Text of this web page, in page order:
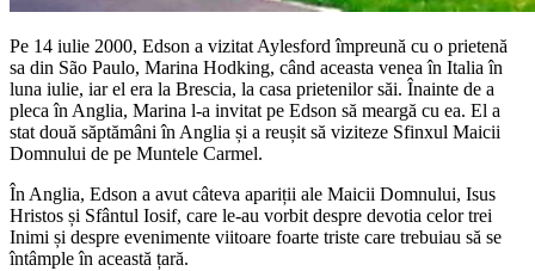
Pe 14 iulie 2000, Edson a vizitat Aylesford împreună cu o prietenă
sa din São Paulo, Marina Hodking, când aceasta venea în Italia în
luna iulie, iar el era la Brescia, la casa prietenilor săi. Înainte de a
pleca în Anglia, Marina l-a invitat pe Edson să meargă cu ea. El a
stat două săptămâni în Anglia și a reușit să viziteze Sfinxul Maicii
Domnului de pe Muntele Carmel.
În Anglia, Edson a avut câteva apariții ale Maicii Domnului, Isus
Hristos și Sfântul Iosif, care le-au vorbit despre devotia celor trei
Inimi și despre evenimente viitoare foarte triste care trebuiau să se
întâmple în această țară.